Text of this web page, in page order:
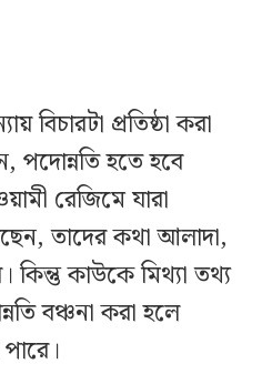
বিচারটা প্রতিষ্ঠা করা
পদোন্নতি হতে হবে
রেজিমে যারা
তাদের কথা আলাদা,
কিন্তু কাউকে মিথ্যা তথ্য
বঞ্চনা করা হলে